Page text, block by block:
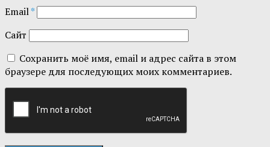
Email*
Сайт
Сохранить моё имя, email и адрес сайта в этом
браузере для последующих моих комментариев.